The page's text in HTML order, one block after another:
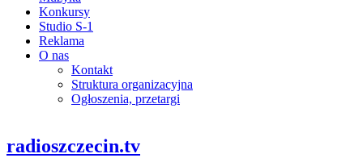
Konkursy
Studio S-1
Reklama
O nas
Kontakt
Struktura organizacyjna
Ogłoszenia, przetargi
radioszczecin.tv